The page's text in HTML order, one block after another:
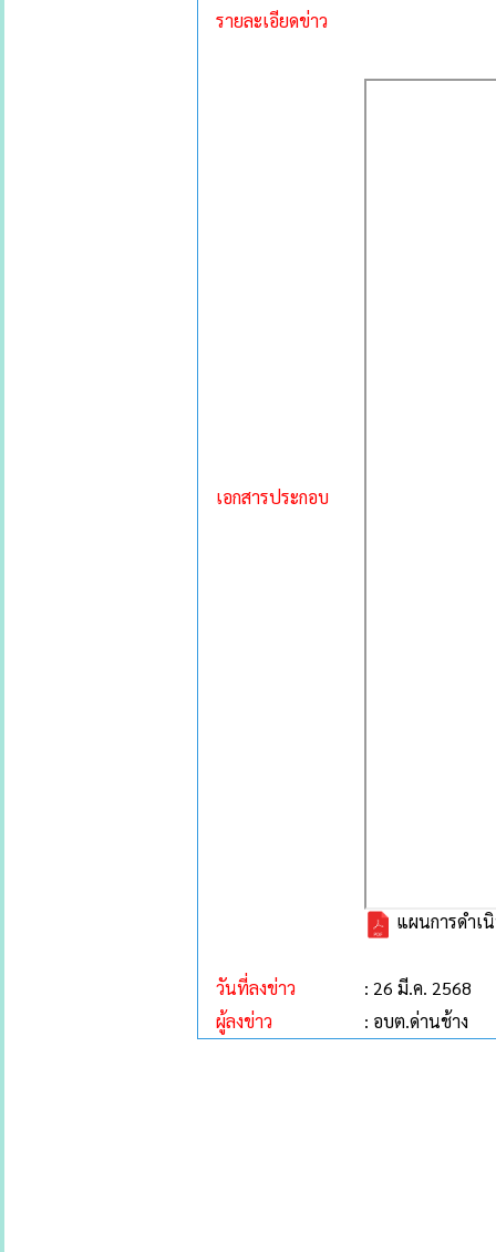
รายละเอียดข่าว
เอกสารประกอบ
แผนการดําเ
วันที่ลงข่าว
: 26 มี.ค. 2568
ผู้ลงข่าว
: อบต.ด่านช้าง